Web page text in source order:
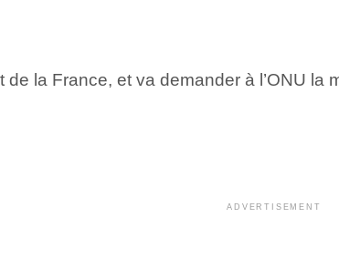
la France, et va demander à l’ONU la
ADVERTISEMENT